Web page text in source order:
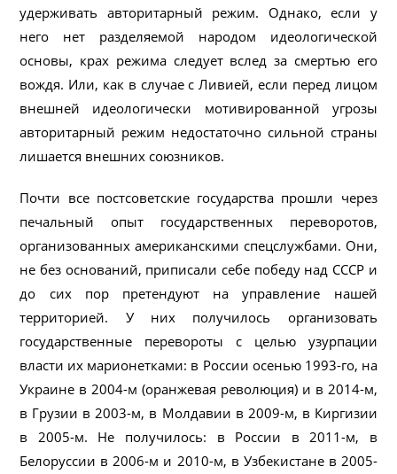
удерживать авторитарный режим. Однако, если у
него нет разделяемой народом идеологической
основы, крах режима следует вслед за смертью его
вождя. Или, как в случае с Ливией, если перед лицом
внешней идеологически мотивированной угрозы
авторитарный режим недостаточно сильной страны
лишается внешних союзников.
Почти все постсоветские государства прошли через
печальный опыт государственных переворотов,
организованных американскими спецслужбами. Они,
не без оснований, приписали себе победу над СССР и
до сих пор претендуют на управление нашей
территорией. У них получилось организовать
государственные перевороты с целью узурпации
власти их марионетками: в России осенью 1993-го, на
Украине в 2004-м (оранжевая революция) и в 2014-м,
в Грузии в 2003-м, в Молдавии в 2009-м, в Киргизии
в 2005-м. Не получилось: в России в 2011-м, в
Белоруссии в 2006-м и 2010-м, в Узбекистане в 2005-